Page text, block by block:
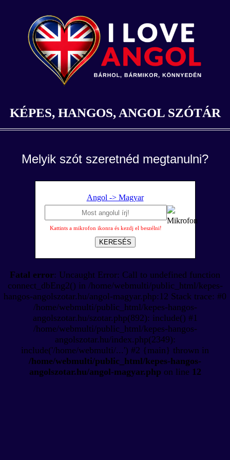
KÉPES, HANGOS, ANGOL SZÓTÁR
Melyik szót szeretnéd megtanulni?
Angol -> Magyar
Kattints a mikrofon ikonra és kezdj el beszélni!
KERESÉS
Fatal error: Uncaught Error: Call to undefined function
connect_dbEng2() in /home/webmulti/public_html/kepes-
hangos-angolszotar.hu/angol-magyar.php:12 Stack trace: #0
/home/webmulti/public_html/kepes-hangos-
angolszotar.hu/szotar.php(892): include() #1
/home/webmulti/public_html/kepes-hangos-
angolszotar.hu/index.php(2349):
include('/home/webmulti/...') #2 {main} thrown in
/home/webmulti/public_html/kepes-hangos-
angolszotar.hu/angol-magyar.php on line 12